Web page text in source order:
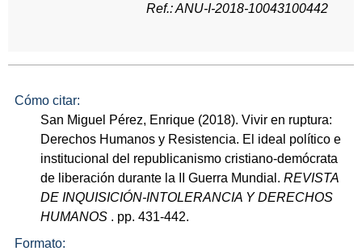
Ref.: ANU-I-2018-10043100442
Cómo citar:
San Miguel Pérez, Enrique (2018). Vivir en ruptura:
Derechos Humanos y Resistencia. El ideal político e
institucional del republicanismo cristiano-demócrata
de liberación durante la II Guerra Mundial.REVISTA
DE INQUISICIÓN-INTOLERANCIA Y DERECHOS
HUMANOS . pp. 431-442.
Formato: